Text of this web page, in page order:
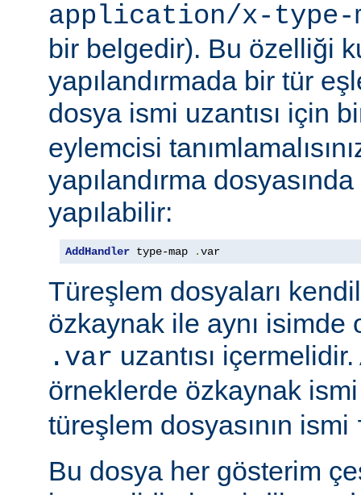
application/x-type-
bir belgedir). Bu özelliği
yapılandırmada bir tür
dosya ismi uzantısı için
eylemcisi
yapılandırma
yapılabilir:
AddHandler type-map .var
Türeşlem dosyaları
özkaynak ile aynı isimde
.var uzantısı
örneklerde özkaynak
türeşlem dosyasının ismi
Bu dosya her gösterim